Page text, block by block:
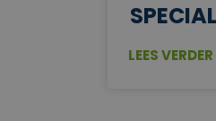
LEES VERDER